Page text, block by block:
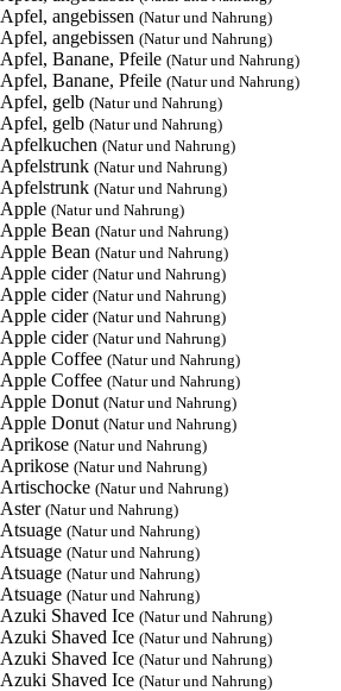
Apfel, angebissen (Natur und Nahrung)
Apfel, angebissen (Natur und Nahrung)
Apfel, Banane, Pfeile (Natur und Nahrung)
Apfel, Banane, Pfeile (Natur und Nahrung)
Apfel, gelb (Natur und Nahrung)
Apfel, gelb (Natur und Nahrung)
Apfelkuchen (Natur und Nahrung)
Apfelstrunk (Natur und Nahrung)
Apfelstrunk (Natur und Nahrung)
Apple (Natur und Nahrung)
Apple Bean (Natur und Nahrung)
Apple Bean (Natur und Nahrung)
Apple cider (Natur und Nahrung)
Apple cider (Natur und Nahrung)
Apple cider (Natur und Nahrung)
Apple cider (Natur und Nahrung)
Apple Coffee (Natur und Nahrung)
Apple Coffee (Natur und Nahrung)
Apple Donut (Natur und Nahrung)
Apple Donut (Natur und Nahrung)
Aprikose (Natur und Nahrung)
Aprikose (Natur und Nahrung)
Artischocke (Natur und Nahrung)
Aster (Natur und Nahrung)
Atsuage (Natur und Nahrung)
Atsuage (Natur und Nahrung)
Atsuage (Natur und Nahrung)
Atsuage (Natur und Nahrung)
Azuki Shaved Ice (Natur und Nahrung)
Azuki Shaved Ice (Natur und Nahrung)
Azuki Shaved Ice (Natur und Nahrung)
Azuki Shaved Ice (Natur und Nahrung)